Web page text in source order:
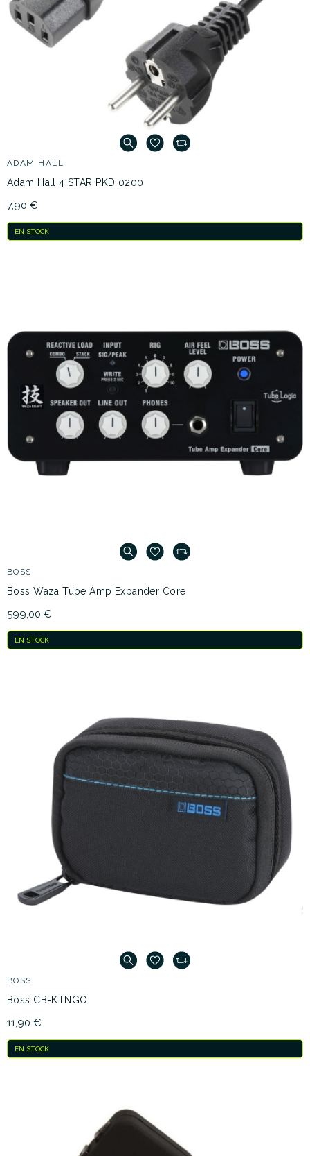
ADAM HALL
Adam Hall 4 STAR PKD 0200
7,90 €
EN STOCK
BOSS
Boss Waza Tube Amp Expander Core
599,00 €
EN STOCK
BOSS
Boss CB-KTNGO
11,90 €
EN STOCK